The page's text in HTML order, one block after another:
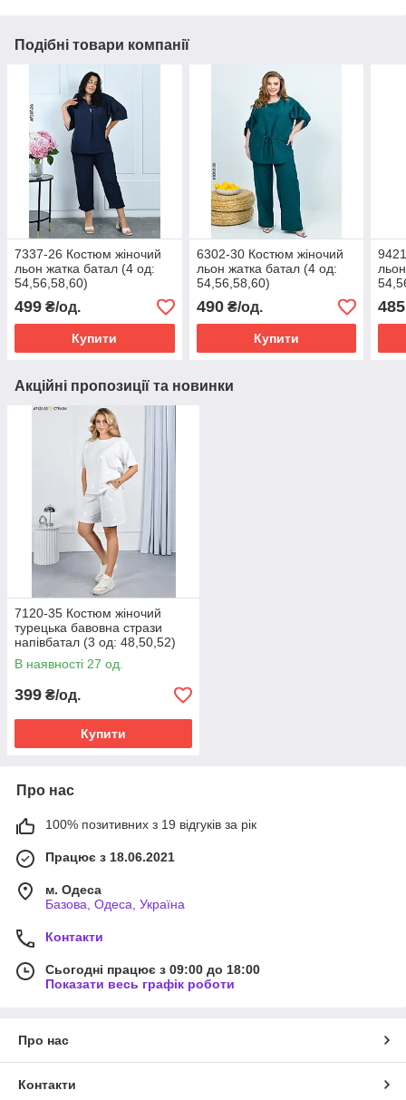
Подібні товари компанії
7337-26 Костюм жіночий
льон жатка батал (4 од:
54,56,58,60)
499 ₴/од.
Купити
6302-30 Костюм жіночий
льон жатка батал (4 од:
54,56,58,60)
490₴/од.
Купити
485
Акційні пропозиції та новинки
7120-35 Костюм жіночий
турецька бавовна стрази
напівбатал (3 од: 48,50,52)
В наявності 27 од.
399 ₴/од.
Купити
Про нас
100% позитивних з 19 відгуків за рік
Працює з 18.06.2021
м. Одеса
Базова, Одеса, Україна
Контакти
Сьогодні працює з 09:00 до 18:00
Показати весь графік роботи
Про нас
Контакти